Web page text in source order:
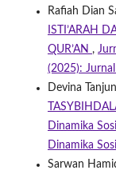
Rafiah Dian
ISTI’ARAH
QUR’AN ,
(2025):
Devina
Dinamika
Dinamika
Sarwan